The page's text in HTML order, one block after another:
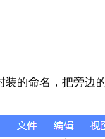
装的命名，把旁边